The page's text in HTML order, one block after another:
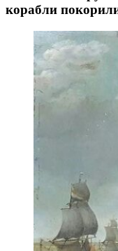
корабли